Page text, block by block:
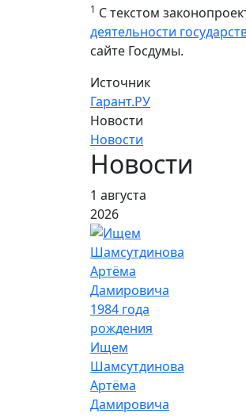
1 С текстом
деятельности
сайте Госдумы.
Источник
Гарант.РУ
Новости
Новости
Новости
1 августа
2026
Ищем
Шамсутдинова
Артёма
Дамировича